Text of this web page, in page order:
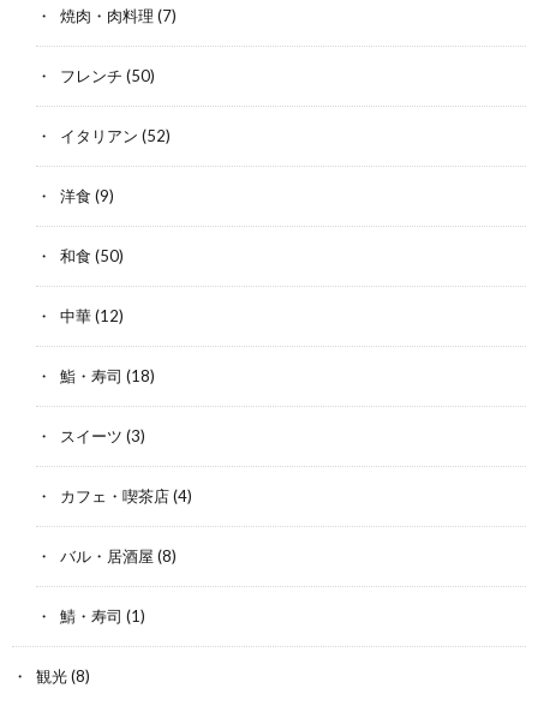
焼肉・肉料理 (7)
フレンチ (50)
イタリアン (52)
洋食 (9)
和食 (50)
中華(12)
鮨・寿司 (18)
スイーツ (3)
カフェ・喫茶店(4)
バル・居酒屋 (8)
鯖・寿司 (1)
観光(8)